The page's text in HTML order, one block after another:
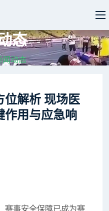
态
闻动态
位解析 现场医
作用与应急响
赛事安全保障已成为赛